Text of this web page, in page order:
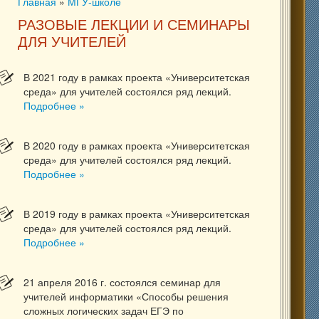
Вы здесь
РАЗОВЫЕ ЛЕКЦИИ И СЕМИНАРЫ
ДЛЯ УЧИТЕЛЕЙ
В 2021 году в рамках проекта «Университетская
среда» для учителей состоялся ряд лекций.
Подробнее »
В 2020 году в рамках проекта «Университетская
среда» для учителей состоялся ряд лекций.
Подробнее »
В 2019 году в рамках проекта «Университетская
среда» для учителей состоялся ряд лекций.
Подробнее »
21 апреля 2016 г. состоялся семинар для
учителей информатики «Способы решения
сложных логических задач ЕГЭ по